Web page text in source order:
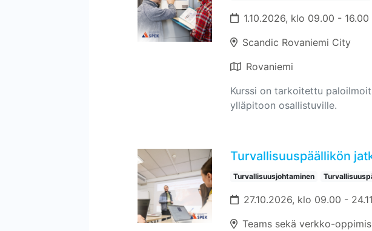
1.10.2026, klo 09.00 - 16.00
Scandic Rovaniemi City
Rovaniemi
Kurssi on tarkoitettu
ylläpitoon osallistuville.
Turvallisuuspäällikön
Turvallisuusjohtaminen
27.10.2026, klo 09.00 -
Teams sekä verkko-